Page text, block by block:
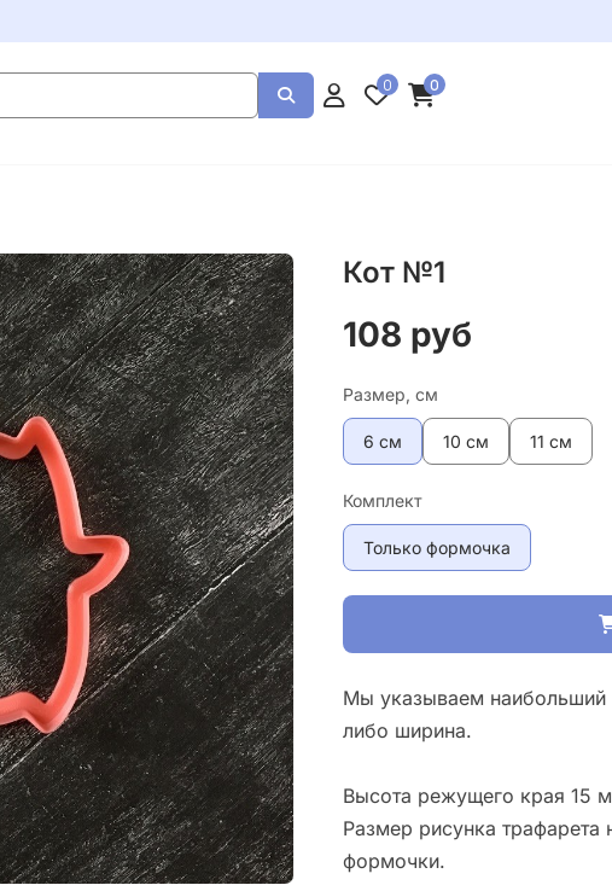
0 0
Кот №1
108 руб
Размер, см
6 см 10 см 11 см
Комплект
Только формочка
Мы указываем наибольший
либо ширина.
Высота режущего края 15
Размер рисунка
формочки.